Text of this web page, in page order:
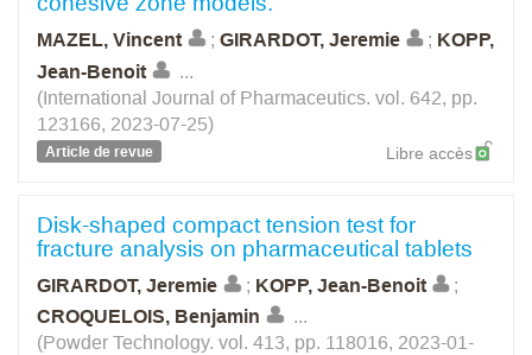
MAZEL, Vincent ; GIRARDOT, Jeremie ; KOPP,
Jean-Benoit
...
(International Journal of Pharmaceutics. vol. 642, pp.
123166, 2023-07-25)
Article de revue Libre accès
Disk-shaped compact tension test for
fracture analysis on pharmaceutical tablets
GIRARDOT, Jeremie ; KOPP, Jean-Benoit
;
CROQUELOIS, Benjamin
...
(Powder Technology. vol. 413, pp. 118016, 2023-01-